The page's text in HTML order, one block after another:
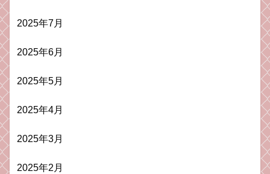
2025年7月
2025年6月
2025年5月
2025年4月
2025年3月
2025年2月